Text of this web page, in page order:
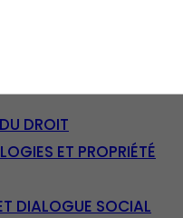
DROIT
ET PROPRIÉTÉ
DIALOGUE SOCIAL